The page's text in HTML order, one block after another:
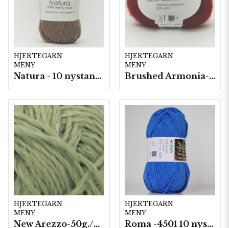
HJERTEGARN
MENY
Natura - 10 nystan/fp. a50 g
HJERTEGARN
MENY
Brushed Armonia- 10 nystan a50g./fp.
HJERTEGARN
MENY
New Arezzo-50g./nyst. 10 st/fp.
HJERTEGARN
MENY
Roma -4501 10 nystan a50g./fp.